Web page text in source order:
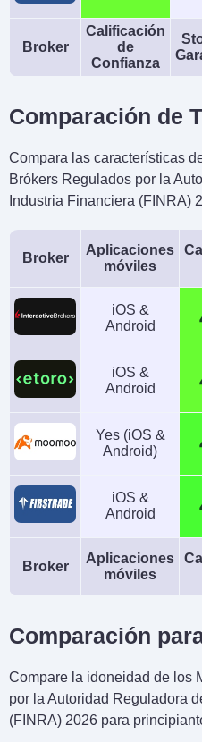
Broker
Calificación
de
Confianza
Comparación de
Compara las características
Brókers Regulados por la
Industria Financiera (FINRA)
Broker
Aplicaciones
móviles
iOS &
Android
iOS &
Android
Yes (iOS &
Android)
iOS &
Android
Broker
Aplicaciones
móviles
Comparación
Compare la idoneidad de los
por la Autoridad Reguladora
(FINRA) 2026 para